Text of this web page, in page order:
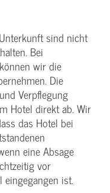
sind nicht
Bei
wir die
Die
Verpflegung
Hotel direkt ab. Wir
das Hotel bei
eine Absage
vor
ist.